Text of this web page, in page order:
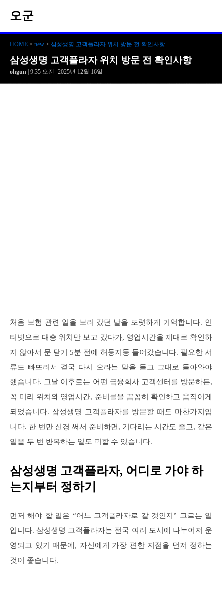
오군
HOME > new > 삼성생명 고객플라자 위치 방문 전 확인사항
삼성생명 고객플라자 위치 방문 전 확인사항
ohgun | 9:35 오전 | 2025년 12월 16일
처음 보험 관련 일을 보러 갔던 날을 또렷하게 기억합니다. 인
터넷으로 대충 위치만 보고 갔다가, 영업시간을 제대로 확인하
지 않아서 문 닫기 5분 전에 허둥지둥 들어갔습니다. 필요한 서
류도 빠뜨려서 결국 다시 오라는 말을 듣고 그대로 돌아와야
했습니다. 그날 이후로는 어떤 금융회사 고객센터를 방문하든,
꼭 미리 위치와 영업시간, 준비물을 꼼꼼히 확인하고 움직이게
되었습니다. 삼성생명 고객플라자를 방문할 때도 마찬가지입
니다. 한 번만 신경 써서 준비하면, 기다리는 시간도 줄고, 같은
일을 두 번 반복하는 일도 피할 수 있습니다.
삼성생명 고객플라자, 어디로 가야 하
는지부터 정하기
먼저 해야 할 일은 “어느 고객플라자로 갈 것인지” 고르는 일
입니다. 삼성생명 고객플라자는 전국 여러 도시에 나누어져 운
영되고 있기 때문에, 자신에게 가장 편한 지점을 먼저 정하는
것이 좋습니다.